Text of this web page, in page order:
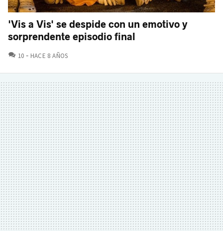
'Vis a Vis' se despide con un emotivo y
sorprendente episodio final
10 COMENTARIOS
HACE 8 AÑOS